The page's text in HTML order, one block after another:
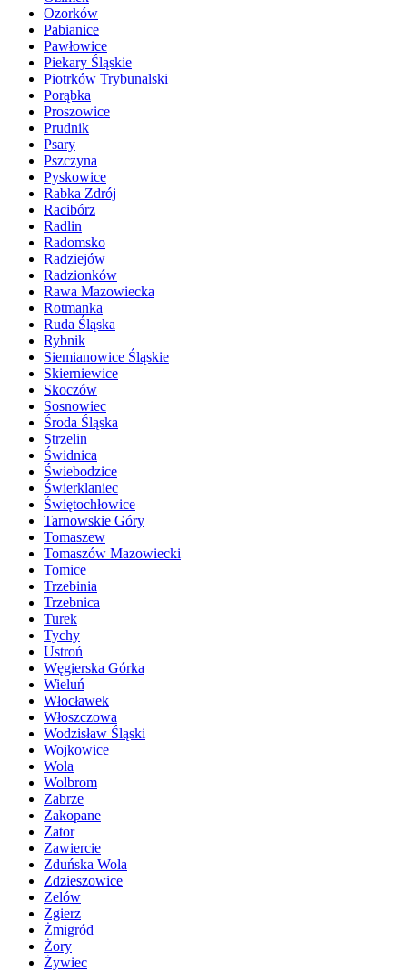
Ozorków
Pabianice
Pawłowice
Piekary Śląskie
Piotrków Trybunalski
Porąbka
Proszowice
Prudnik
Psary
Pszczyna
Pyskowice
Rabka Zdrój
Racibórz
Radlin
Radomsko
Radziejów
Radzionków
Rawa Mazowiecka
Rotmanka
Ruda Śląska
Rybnik
Siemianowice Śląskie
Skierniewice
Skoczów
Sosnowiec
Środa Śląska
Strzelin
Świdnica
Świebodzice
Świerklaniec
Świętochłowice
Tarnowskie Góry
Tomaszew
Tomaszów Mazowiecki
Tomice
Trzebinia
Trzebnica
Turek
Tychy
Ustroń
Węgierska Górka
Wieluń
Włocławek
Włoszczowa
Wodzisław Śląski
Wojkowice
Wola
Wolbrom
Zabrze
Zakopane
Zator
Zawiercie
Zduńska Wola
Zdzieszowice
Zelów
Zgierz
Żmigród
Żory
Żywiec